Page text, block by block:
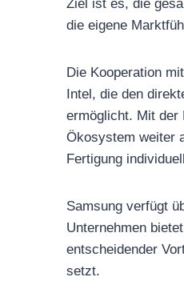
Ziel ist es, die
die eigene
Die Kooperation
Intel, die den
ermöglicht. Mit der
Ökosystem weiter
Fertigung
Samsung verfügt
Unternehmen
entscheidender
setzt.